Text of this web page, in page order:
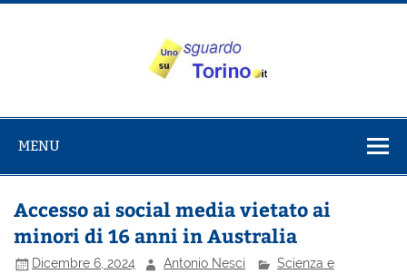
Salta
su Torino
MENU
Accesso ai social media vietato ai
minori di 16 anni in Australia
Dicembre 6, 2024 Antonio Nesci
Scienza e